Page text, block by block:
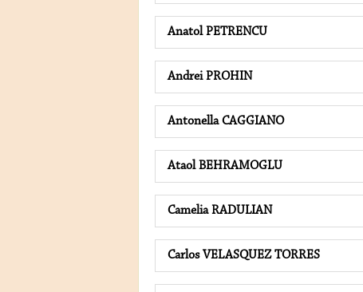
Anatol PETRENCU
Andrei PROHIN
Antonella CAGGIANO
Ataol BEHRAMOGLU
Camelia RADULIAN
Carlos VELASQUEZ TORRES